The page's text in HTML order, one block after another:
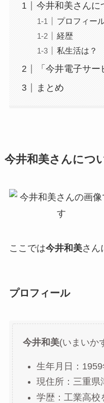
今井和美さんに
プロフィー
経歴
私生活は？
「今井電子サ
まとめ
今井和美さんにつ
ここでは今井和美さん
プロフィール
今井和美(いまいか
生年月日：
現住所：三重県
学歴：工業高校